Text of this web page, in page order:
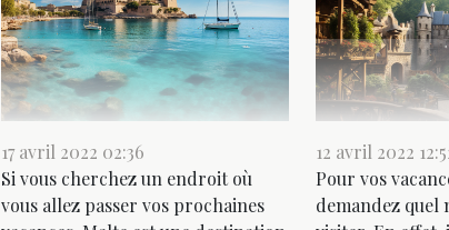
17 avril 2022 02:36
Si vous cherchez un endroit où
vous allez passer vos prochaines
12 avril 2022
Pour vos
demandez quel